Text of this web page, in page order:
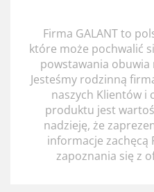
Firma GALANT to
które może pochwalić
powstawania obuwia
Jesteśmy rodzinną
naszych Klientów i
produktu jest
nadzieję, że
informacje zachęcą
zapoznania się z